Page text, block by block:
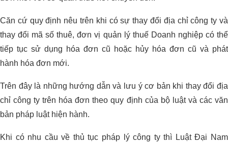
Căn cứ quy định nêu trên khi có sự thay đổi địa chỉ công ty và
thay đổi mã số thuê, đơn vị quản lý thuế Doanh nghiệp có thể
tiếp tục sử dụng hóa đơn cũ hoặc hủy hóa đơn cũ và phát
hành hóa đơn mới.
Trên đây là những hướng dẫn và lưu ý cơ bản khi thay đổi địa
chỉ công ty trên hóa đơn theo quy định của bộ luật và các văn
bản pháp luật hiện hành.
Khi có nhu cầu về thủ tục pháp lý công ty thì Luật Đại Nam